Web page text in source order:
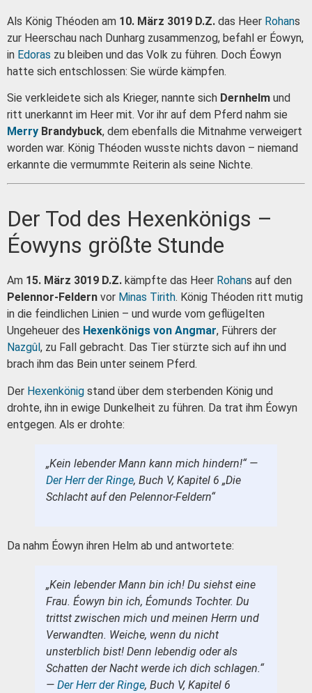
Als König Théoden am 10. März 3019 D.Z. das Heer Rohans
zur Heerschau nach Dunharg zusammenzog, befahl er Éowyn,
in Edoras zu bleiben und das Volk zu führen. Doch Éowyn
hatte sich entschlossen: Sie würde kämpfen.
Sie verkleidete sich als Krieger, nannte sich Dernhelm und
ritt unerkannt im Heer mit. Vor ihr auf dem Pferd nahm sie
Merry Brandybuck, dem ebenfalls die Mitnahme verweigert
worden war. König Théoden wusste nichts davon – niemand
erkannte die vermummte Reiterin als seine Nichte.
Der Tod des Hexenkönigs –
Éowyns größte Stunde
Am 15. März 3019 D.Z. kämpfte das Heer Rohans auf den
Pelennor-Feldern vor Minas Tirith. König Théoden ritt mutig
in die feindlichen Linien – und wurde vom geflügelten
Ungeheuer des Hexenkönigs von Angmar, Führers der
Nazgûl , zu Fall gebracht. Das Tier stürzte sich auf ihn und
brach ihm das Bein unter seinem Pferd.
Der Hexenkönig stand über dem sterbenden König und
drohte, ihn in ewige Dunkelheit zu führen. Da trat ihm Éowyn
entgegen. Als er drohte:
„Kein lebender Mann kann mich hindern!“ —
Der Herr der Ringe, Buch V, Kapitel 6 „Die
Schlacht auf den Pelennor-Feldern“
Da nahm Éowyn ihren Helm ab und antwortete:
„Kein lebender Mann bin ich! Du siehst eine
Frau. Éowyn bin ich, Éomunds Tochter. Du
trittst zwischen mich und meinen Herrn und
Verwandten. Weiche, wenn du nicht
unsterblich bist! Denn lebendig oder als
Schatten der Nacht werde ich dich schlagen.“
— Der Herr der Ringe, Buch V, Kapitel 6